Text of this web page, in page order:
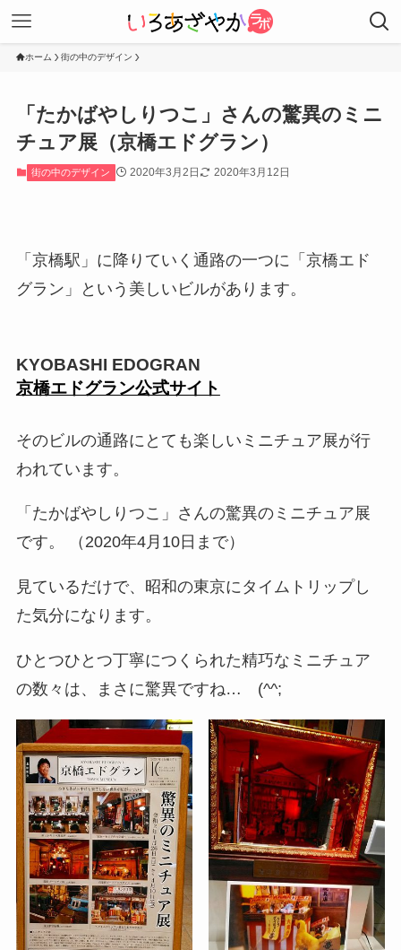
ホーム 街の中のデザイン
「たかばやしりつこ」さんの驚異のミニ
チュア展（京橋エドグラン）
街の中のデザイン 2020年3月2日 2020年3月12日
「京橋駅」に降りていく通路の一つに「京橋エド
グラン」という美しいビルがあります。
KYOBASHI EDOGRAN
京橋エドグラン公式サイト
そのビルの通路にとても楽しいミニチュア展が行
われています。
「たかばやしりつこ」さんの驚異のミニチュア展
です。 （2020年4月10日まで）
見ているだけで、昭和の東京にタイムトリップし
た気分になります。
ひとつひとつ丁寧につくられた精巧なミニチュア
の数々は、まさに驚異ですね… (^^;